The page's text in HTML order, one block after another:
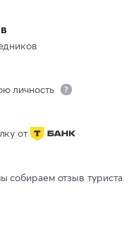
личность
от
собираем отзыв туриста